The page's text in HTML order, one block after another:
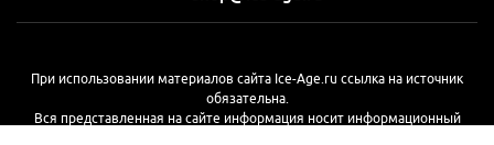
При использовании материалов сайта Ice-Age.ru ссылка на источник
обязательна.
Вся представленная на сайте информация носит информационный